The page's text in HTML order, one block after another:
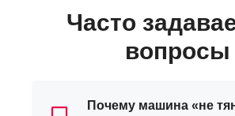
Часто
вопросы
Почему машина «не